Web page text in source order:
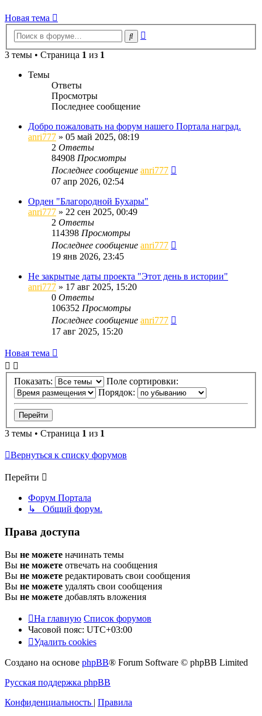
Новая тема
Поиск
3 темы • Страница 1 из 1
Темы
Ответы
Просмотры
Последнее сообщение
Добро пожаловать на форум нашего Портала наград.
anri777 » 05 май 2025, 08:19
2 Ответы
84908 Просмотры
Последнее сообщение anri777
07 апр 2026, 02:54
Орден "Благородной Бухары"
anri777 » 22 сен 2025, 00:49
2 Ответы
114398 Просмотры
Последнее сообщение anri777
19 янв 2026, 23:45
Не закрытые даты проекта "Этот день в истории"
anri777 » 17 авг 2025, 15:20
0 Ответы
106352 Просмотры
Последнее сообщение anri777
17 авг 2025, 15:20
Новая тема
Показать:
Поле сортировки:
Порядок:
3 темы • Страница 1 из 1
Вернуться к списку форумов
Перейти
Форум Портала
↳ Общий форум.
Права доступа
Вы не можете начинать темы
Вы не можете отвечать на сообщения
Вы не можете редактировать свои сообщения
Вы не можете удалять свои сообщения
Вы не можете добавлять вложения
На главную Список форумов
Часовой пояс: UTC+03:00
Удалить cookies
Создано на основе phpBB® Forum Software © phpBB Limited
Русская поддержка phpBB
Конфиденциальность | Правила